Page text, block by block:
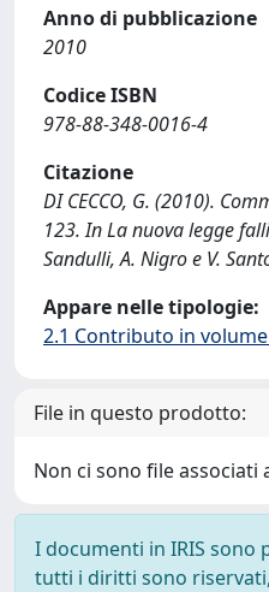
Anno di pubblicazione
2010
Codice ISBN
978-88-348-0016-4
Citazione
DI CECCO, G. (2010).
123. In La nuova legge
Sandulli, A. Nigro e V.
Appare nelle tipologie:
2.1 Contributo in
File in questo prodotto:
Non ci sono file
I documenti in IRIS
tutti i diritti sono